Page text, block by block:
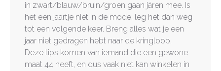
in zwart/blauw/bruin/groen gaan járen mee. Is
het een jaartje niet in de mode, leg het dan weg
tot een volgende keer. Breng alles wat je een
jaar niet gedragen hebt naar de kringloop.
Deze tips komen van iemand die een gewone
maat 44 heeft, en dus vaak niet kan winkelen in